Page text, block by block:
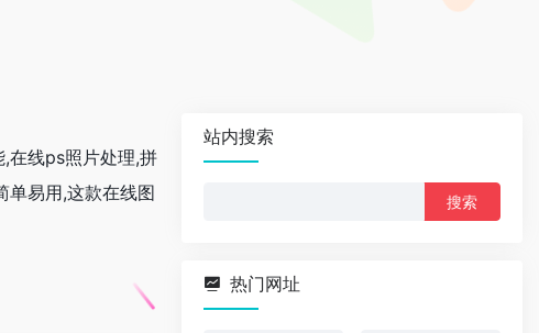
在线ps照片处理,拼
单易用,这款在线图
站内搜索
热门网址